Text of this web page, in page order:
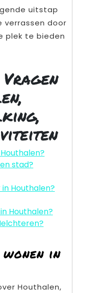
uitstap
verrassen door
plek te bieden
stad?
Houthalen?
Houthalen?
wonen in
Houthalen,